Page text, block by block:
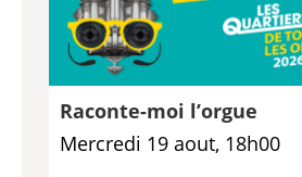
Raconte-moi l’orgue
Mercredi 19 aout, 18h00